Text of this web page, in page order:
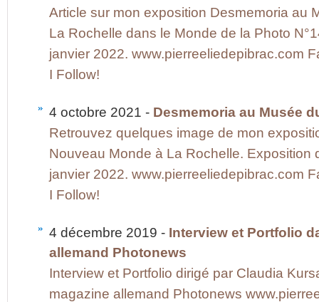
Article sur mon exposition Desmemoria au
La Rochelle dans le Monde de la Photo
janvier 2022. www.pierreeliedepibrac.com
I Follow!
4 octobre 2021 - Desmemoria au Musée
Retrouvez quelques image de mon
Nouveau Monde à La Rochelle. Exposition
janvier 2022. www.pierreeliedepibrac.com
I Follow!
4 décembre 2019 - Interview et Portfolio
allemand Photonews
Interview et Portfolio dirigé par Claudia
magazine allemand Photonews